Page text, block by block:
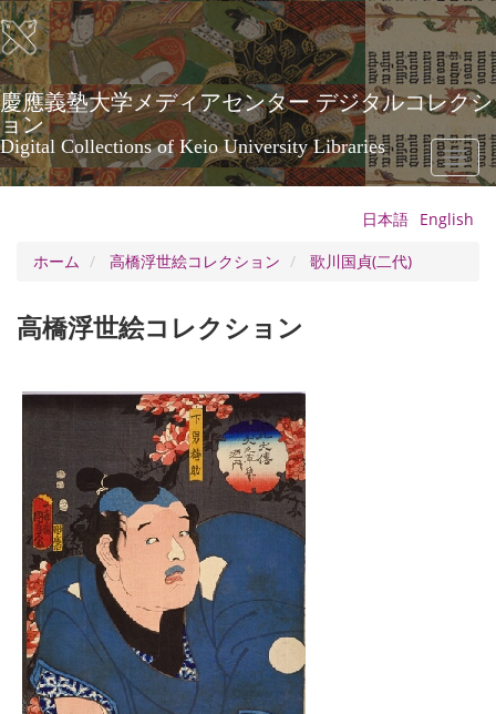
メ
イ
ン
コ
ン
テ
ン
ツ
に
慶應義塾大学メディアセンター デジタルコレクシ
ョン
Digital Collections of Keio University Libraries
Toggle
日本語 English
ホーム
高橋浮世絵コレクション 歌川国貞(二代)
高橋浮世絵コレクション